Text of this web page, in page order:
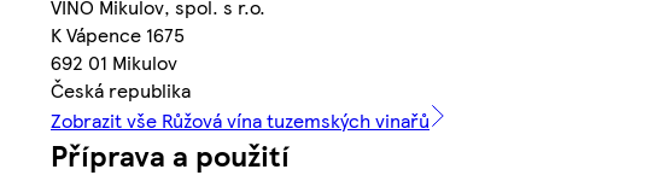
VÍNO Mikulov, spol. s r.o.
K Vápence 1675
692 01 Mikulov
Česká republika
Zobrazit vše Růžová vína tuzemských vinařů
Příprava a použití